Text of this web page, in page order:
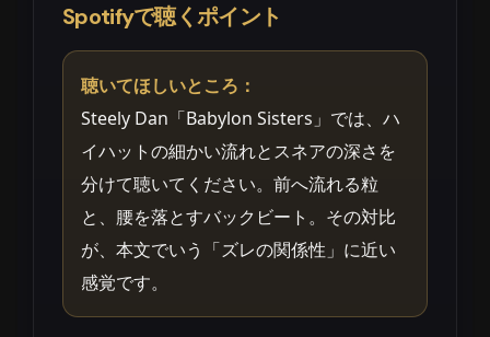
Spotifyで聴くポイント
聴いてほしいところ：
Steely Dan「Babylon Sisters」では、ハ
イハットの細かい流れとスネアの深さを
分けて聴いてください。前へ流れる粒
と、腰を落とすバックビート。その対比
が、本文でいう「ズレの関係性」に近い
感覚です。